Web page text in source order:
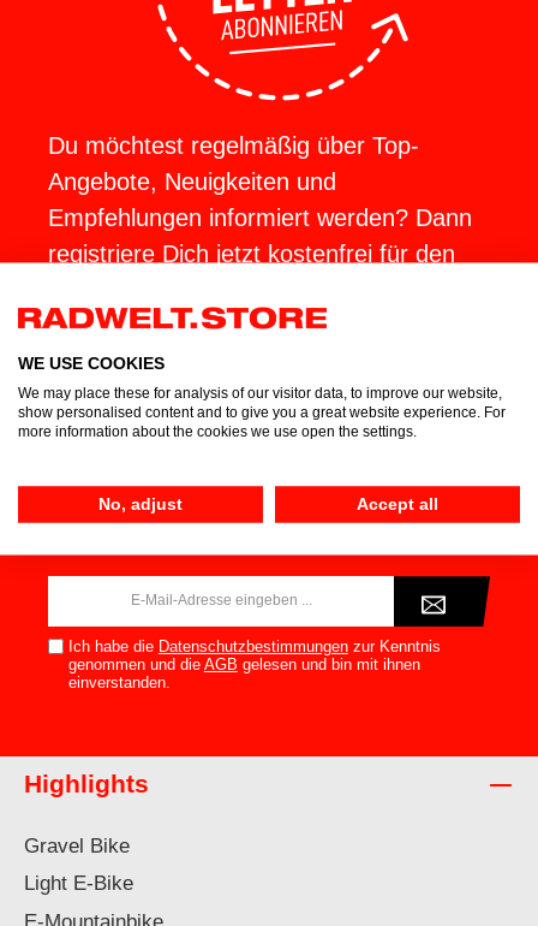
Du möchtest regelmäßig über Top-
Angebote, Neuigkeiten und
Empfehlungen informiert werden? Dann
registriere Dich jetzt kostenfrei für den
Dir zusätzlich 10 € Rabatt für Deinen
ersten Online-Einkauf ab 100€. Keine
Sorge, bei uns gibt es keinen Spam und
wenn Du das Interesse an unseren
natürlich jederzeit wieder kostenfrei
Ich habe die Datenschutzbestimmungenzur Kenntnis
genommen und die AGB gelesen und bin mit ihnen
einverstanden.
Highlights
Gravel Bike
Light E-Bike
WE USE COOKIES
We may place these for analysis of our visitor data, to improve our website,
show personalised content and to give you a great website experience. For
more information about the cookies we use open the settings.
No, adjust Accept all